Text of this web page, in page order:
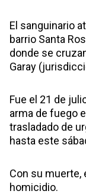
El sanguinario
barrio Santa
donde se
Garay
Fue el 21 de
arma de fuego
trasladado de
hasta este
Con su
homicidio.